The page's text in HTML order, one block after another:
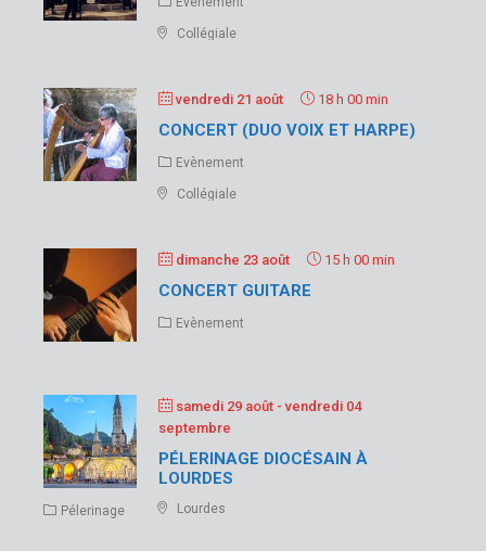
Collégiale
vendredi 21 août 18 h 00 min
CONCERT (DUO VOIX ET HARPE)
Collégiale
Evènement
dimanche 23 août 15 h 00 min
CONCERT GUITARE
Evènement
samedi 29 août - vendredi 04
septembre
PÉLERINAGE DIOCÉSAIN À
LOURDES
Lourdes
Pélerinage